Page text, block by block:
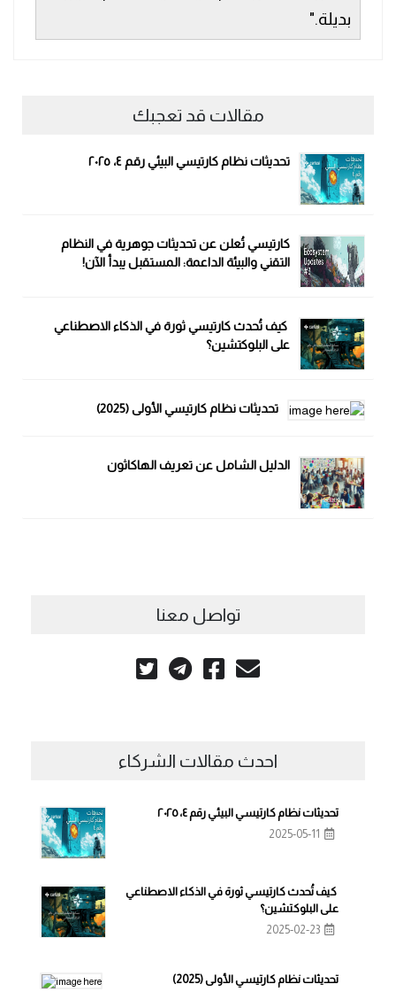
بديلة."
مقالات قد تعجبك
تحديثات نظام كارتيسي البيئي رقم ٤، ٢٠٢٥
كارتيسي تُعلن عن تحديثات جوهرية في النظام
التقني والبيئة الداعمة: المستقبل يبدأ الآن!
كيف تُحدث كارتيسي ثورة في الذكاء الاصطناعي
على البلوكتشين؟
تحديثات نظام كارتيسي الأولى (2025)
الدليل الشامل عن تعريف الهاكاثون
تواصل معنا
احدث مقالات الشركاء
تحديثات نظام كارتيسي البيئي رقم ٤، ٢٠٢٥
2025-05-11
كيف تُحدث كارتيسي ثورة في الذكاء الاصطناعي
على البلوكتشين؟
2025-02-23
تحديثات نظام كارتيسي الأولى (2025)